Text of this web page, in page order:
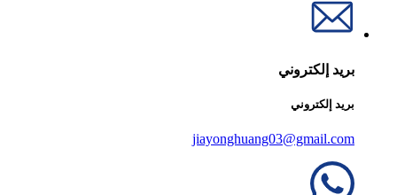
بريد إلكتروني
بريد إلكتروني
jiayonghuang03@gmail.com